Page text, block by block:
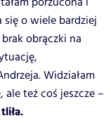
się o wiele bardziej
obrączki na
Widziałam
też coś jeszcze –